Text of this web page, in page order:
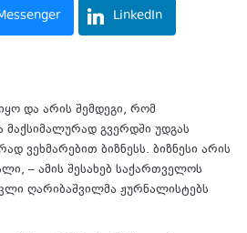
LinkedIn
და არის შემდეგი, რომ
გვერდში უდგას
ვეხმარებით ბიზნესს. ბიზნესი არის
– ამის შესახებ საქართველოს
ღარიბაშვილმა ჟურნალისტებს